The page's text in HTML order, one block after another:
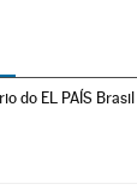
do EL PAÍS Brasil